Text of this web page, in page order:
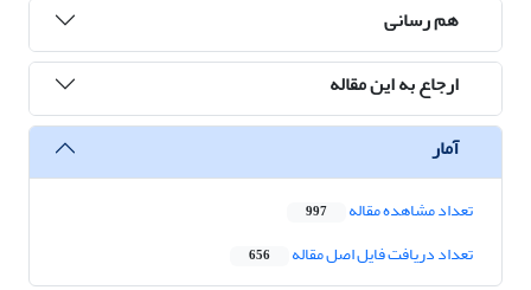
هم رسانی
ارجاع به این مقاله
آمار
تعداد مشاهده مقاله 997
تعداد دریافت فایل اصل مقاله 656